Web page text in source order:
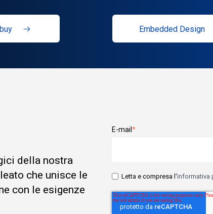
Embedded Design
della nostra
che unisce le
con le esigenze
E-mail*
Letta e compresa l'informativa